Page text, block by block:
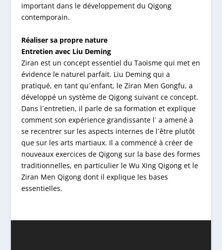
important dans le développement du Qigong
contemporain.
Réaliser sa propre nature
Entretien avec Liu Deming
Ziran est un concept essentiel du Taoïsme qui met en
évidence le naturel parfait. Liu Deming qui a
pratiqué, en tant qu´enfant, le Ziran Men Gongfu, a
développé un système de Qigong suivant ce concept.
Dans l´entretien, il parle de sa formation et explique
comment son expérience grandissante l´ a amené à
se recentrer sur les aspects internes de l´être plutôt
que sur les arts martiaux. Il a commencé à créer de
nouveaux exercices de Qigong sur la base des formes
traditionnelles, en particulier le Wu Xing Qigong et le
Ziran Men Qigong dont il explique les bases
essentielles.